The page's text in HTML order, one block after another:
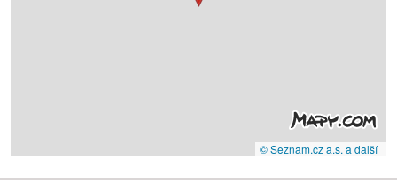
© Seznam.cz a.s. a další